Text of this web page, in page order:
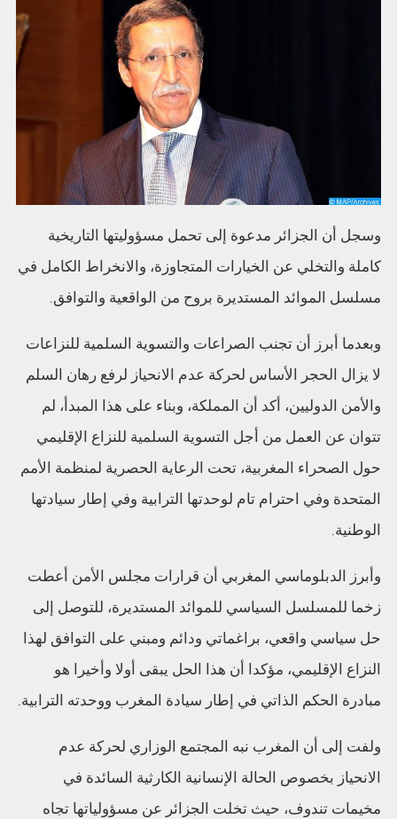
وسجل أن الجزائر مدعوة إلى تحمل مسؤوليتها التاريخية
كاملة والتخلي عن الخيارات المتجاوزة، والانخراط الكامل في
مسلسل الموائد المستديرة بروح من الواقعية والتوافق.
وبعدما أبرز أن تجنب الصراعات والتسوية السلمية للنزاعات
لا يزال الحجر الأساس لحركة عدم الانحياز لرفع رهان السلم
والأمن الدوليين، أكد أن المملكة، وبناء على هذا المبدأ، لم
تتوان عن العمل من أجل التسوية السلمية للنزاع الإقليمي
حول الصحراء المغربية، تحت الرعاية الحصرية لمنظمة الأمم
المتحدة وفي احترام تام لوحدتها الترابية وفي إطار سيادتها
الوطنية.
وأبرز الدبلوماسي المغربي أن قرارات مجلس الأمن أعطت
زخما للمسلسل السياسي للموائد المستديرة، للتوصل إلى
حل سياسي واقعي، براغماتي ودائم ومبني على التوافق لهذا
النزاع الإقليمي، مؤكدا أن هذا الحل يبقى أولا وأخيرا هو
مبادرة الحكم الذاتي في إطار سيادة المغرب ووحدته الترابية.
ولفت إلى أن المغرب نبه المجتمع الوزاري لحركة عدم
الانحياز بخصوص الحالة الإنسانية الكارثية السائدة في
مخيمات تندوف، حيث تخلت الجزائر عن مسؤولياتها تجاه